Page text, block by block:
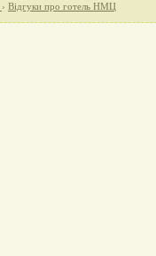
› Відгуки про готель НМЦ